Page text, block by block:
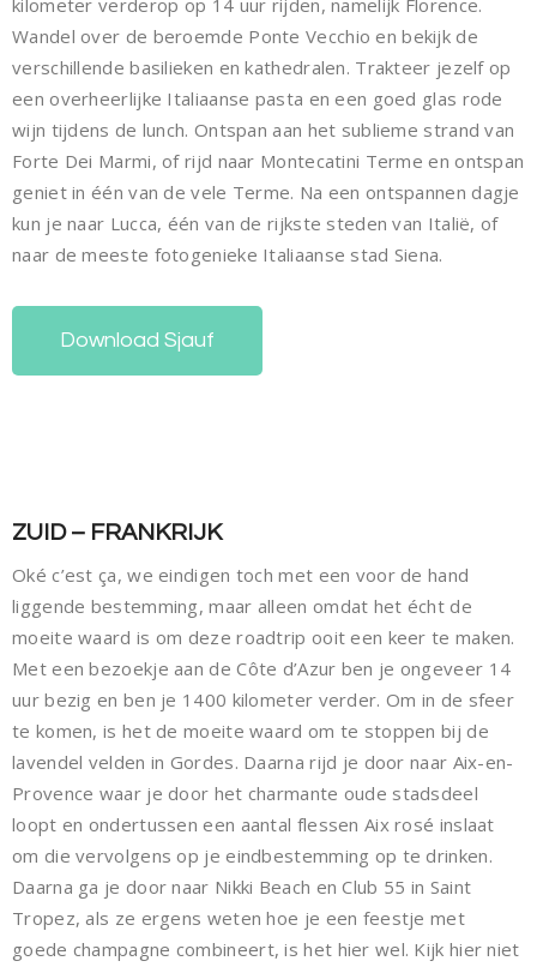
kilometer verderop op 14 uur rijden, namelijk Florence.
Wandel over de beroemde Ponte Vecchio en bekijk de
verschillende basilieken en kathedralen. Trakteer jezelf op
een overheerlijke Italiaanse pasta en een goed glas rode
wijn tijdens de lunch. Ontspan aan het sublieme strand van
Forte Dei Marmi, of rijd naar Montecatini Terme en ontspan
geniet in één van de vele Terme. Na een ontspannen dagje
kun je naar Lucca, één van de rijkste steden van Italië, of
naar de meeste fotogenieke Italiaanse stad Siena.
Download Sjauf
ZUID – FRANKRIJK
Oké c’est ça, we eindigen toch met een voor de hand
liggende bestemming, maar alleen omdat het écht de
moeite waard is om deze roadtrip ooit een keer te maken.
Met een bezoekje aan de Côte d’Azur ben je ongeveer 14
uur bezig en ben je 1400 kilometer verder. Om in de sfeer
te komen, is het de moeite waard om te stoppen bij de
lavendel velden in Gordes. Daarna rijd je door naar Aix-en-
Provence waar je door het charmante oude stadsdeel
loopt en ondertussen een aantal flessen Aix rosé inslaat
om die vervolgens op je eindbestemming op te drinken.
Daarna ga je door naar Nikki Beach en Club 55 in Saint
Tropez, als ze ergens weten hoe je een feestje met
goede champagne combineert, is het hier wel. Kijk hier niet